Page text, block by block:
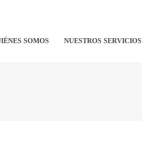
SOMOS NUESTROS SERVICIOS